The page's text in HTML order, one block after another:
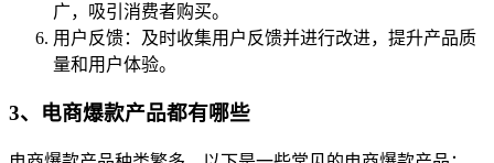
广，吸引消费者购买。
用户反馈：及时收集用户反馈并进行改进，提升产品质
量和用户体验。
3、电商爆款产品都有哪些